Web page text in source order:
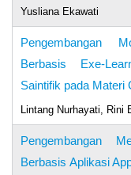
Yusliana Ekawati
Pengembangan
Berbasis Exe-
Saintifik pada Materi
Lintang Nurhayati, Rini
Pengembangan
Berbasis Aplikasi